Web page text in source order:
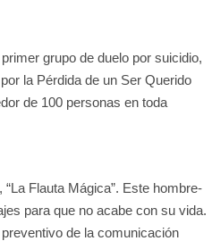
grupo de duelo por suicidio,
la Pérdida de un Ser Querido
de 100 personas en toda
Flauta Mágica”. Este hombre-
para que no acabe con su vida.
de la comunicación